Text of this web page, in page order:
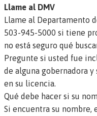
Llame al DMV
Llame al Departamento
503-945-5000 si tiene
no está seguro qué
Pregunte si usted fue
de alguna gobernadora
en su licencia.
Qué debe hacer si su
Si encuentra su nombre,